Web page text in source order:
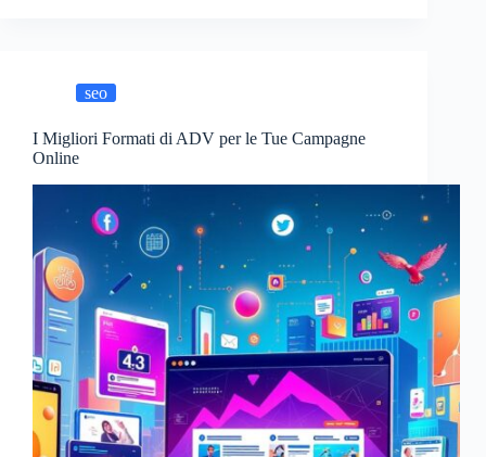
seo
I Migliori Formati di ADV per le Tue Campagne
Online